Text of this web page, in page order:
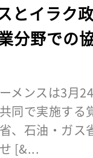
とイラク
分野での
メンスは3月
同で実施する
、石油・ガス
[&...